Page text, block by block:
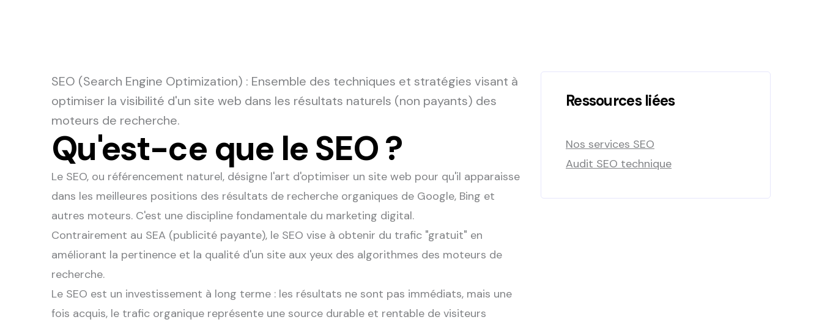
SEO (Search Engine Optimization) : Ensemble des techniques et stratégies visant à
optimiser la visibilité d'un site web dans les résultats naturels (non payants) des
moteurs de recherche.
Qu'est-ce que le SEO ?
Le SEO, ou référencement naturel, désigne l'art d'optimiser un site web pour qu'il apparaisse
dans les meilleures positions des résultats de recherche organiques de Google, Bing et
autres moteurs. C'est une discipline fondamentale du marketing digital.
Contrairement au SEA (publicité payante), le SEO vise à obtenir du trafic "gratuit" en
améliorant la pertinence et la qualité d'un site aux yeux des algorithmes des moteurs de
recherche.
Le SEO est un investissement à long terme : les résultats ne sont pas immédiats, mais une
fois acquis, le trafic organique représente une source durable et rentable de visiteurs
Ressources liées
Nos services SEO
Audit SEO technique